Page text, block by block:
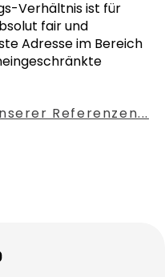
Verhältnis ist für
fair und
Adresse im Bereich
Referenzen...